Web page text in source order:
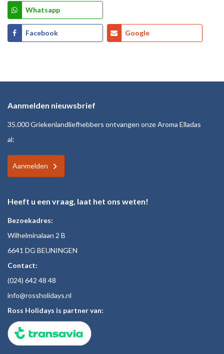
Whatsapp
Facebook Google
Aanmelden nieuwsbrief
35.000 Griekenlandliefhebbers ontvangen onze Aroma Elladas
al:
Aanmelden
Heeft u een vraag, laat het ons weten!
Bezoekadres:
Wilhelminalaan 2 B
6641 DG BEUNINGEN
Contact:
(024) 642 48 48
info@rossholidays.nl
Ross Holidays is partner van: